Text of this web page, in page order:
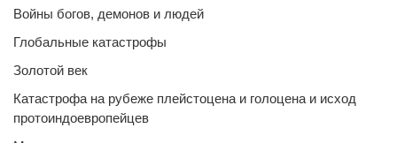
Войны богов, демонов и людей
Глобальные катастрофы
Золотой век
Катастрофа на рубеже плейстоцена и голоцена и исход
протоиндоевропейцев